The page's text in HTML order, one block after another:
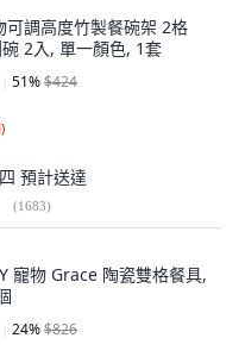
可調高度竹製餐碗架 2格
2入, 單一顏色, 1套
51%$424
)
預計送達
(1683)
寵物 Grace 陶瓷雙格餐具,
24%$826